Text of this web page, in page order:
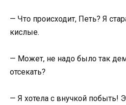
— Что происходит, Петь? Я
кислые.
— Может, не надо было так
отсекать?
— Я хотела с внучкой побыть!